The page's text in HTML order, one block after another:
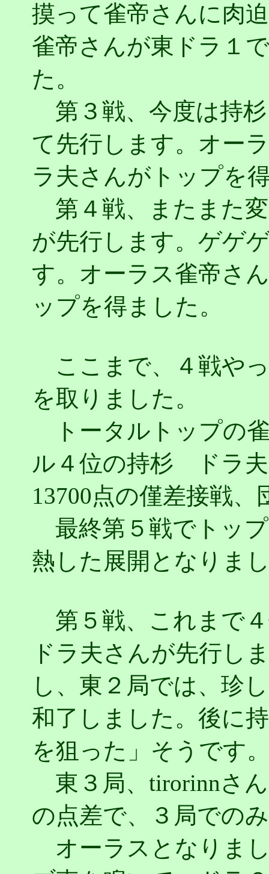
摸って雀帝さんに肉
雀帝さんが東ドラ１
た。
第３戦、今度は持
て先行します。オー
ラ夫さんがトップを
第４戦、またまた
が先行します。ゲゲ
す。オーラス雀帝さ
ップを得ました。
ここまで、４戦や
を取りました。
トータルトップの
ル４位の持杉 ドラ夫
13700点の僅差接戦、
最終第５戦でトッ
熱した展開となりま
第５戦、これまで
ドラ夫さんが先行し
し、東２局では、珍
和了しました。後に
を狙った」そうです
東３局、tirorinnさ
の点差で、３局での
オーラスとなりま